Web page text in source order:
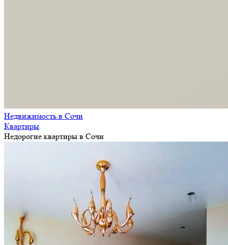
Недвижимость в Сочи
Квартиры
Недорогие квартиры в Сочи